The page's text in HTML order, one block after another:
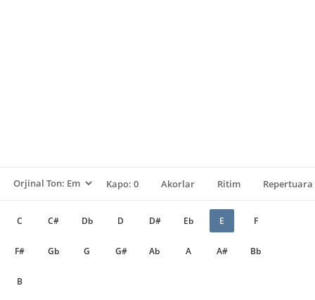
Kapo: 0 Akorlar Ritim Repertuara
C C# Db D D# Eb E F
F# Gb G G# Ab A A# Bb
B